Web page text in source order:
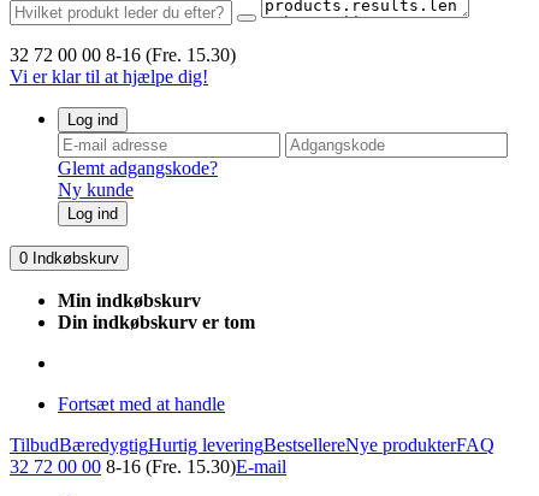
32 72 00 00 8-16 (Fre. 15.30)
Vi er klar til at hjælpe dig!
Log ind
Glemt adgangskode?
Ny kunde
Log ind
0 Indkøbskurv
Min indkøbskurv
Din indkøbskurv er tom
Fortsæt med at handle
TilbudBæredygtigHurtig leveringBestsellereNye produkterFAQ
32 72 00 00 8-16 (Fre. 15.30)E-mail